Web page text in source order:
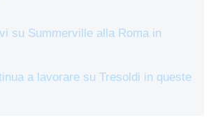
su Summerville alla Roma in
a lavorare su Tresoldi in queste